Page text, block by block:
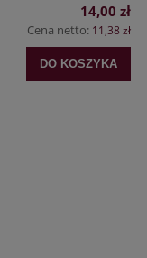
14,00 zł
Cena netto: 11,38 zł
DO KOSZYKA